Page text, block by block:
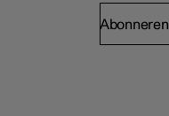
Abonneren